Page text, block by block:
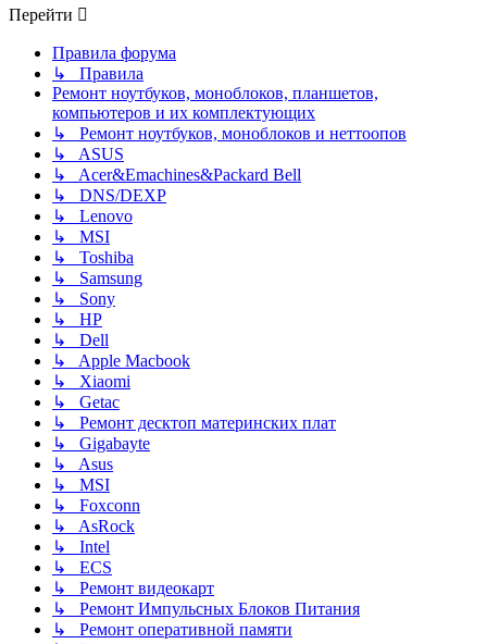
Перейти
Правила форума
↳ Правила
Ремонт ноутбуков, моноблоков, планшетов,
компьютеров и их комплектующих
↳ Ремонт ноутбуков, моноблоков и неттоопов
↳ ASUS
↳ Acer&Emachines&Packard Bell
↳ DNS/DEXP
↳ Lenovo
↳ MSI
↳ Toshiba
↳ Samsung
↳ Sony
↳ HP
↳ Dell
↳ Apple Macbook
↳ Xiaomi
↳ Getac
↳ Ремонт десктоп материнских плат
↳ Gigabayte
↳ Asus
↳ MSI
↳ Foxconn
↳ AsRock
↳ Intel
↳ ECS
↳ Ремонт видеокарт
↳ Ремонт Импульсных Блоков Питания
↳ Ремонт оперативной памяти